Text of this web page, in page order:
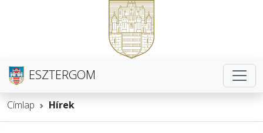
ESZTERGOM
Címlap Hírek